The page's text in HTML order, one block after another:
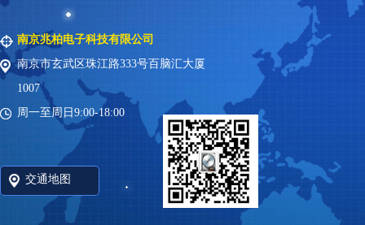
南京兆柏电子科技有限公司
南京市玄武区珠江路333号百脑汇大厦
1007
周一至周日9:00-18:00
交通地图